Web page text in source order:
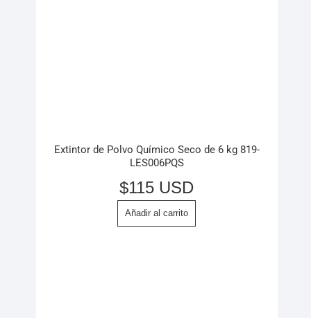
Extintor de Polvo Químico Seco de 6 kg 819-
LES006PQS
$115 USD
Añadir al carrito